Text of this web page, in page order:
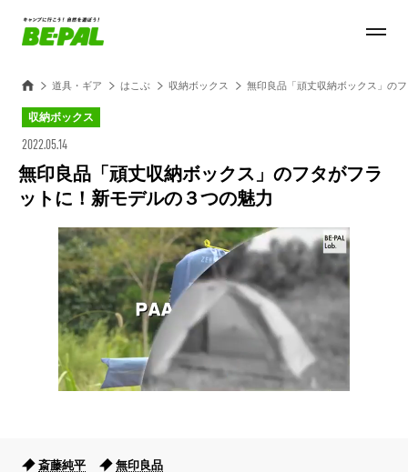
道具・ギア はこぶ 収納ボックス 無印良品「頑丈収納ボックス」の
収納ボックス
2022.05.14
無印良品「頑丈収納ボックス」のフタがフラ
ットに！新モデルの３つの魅力
斎藤純平 無印良品